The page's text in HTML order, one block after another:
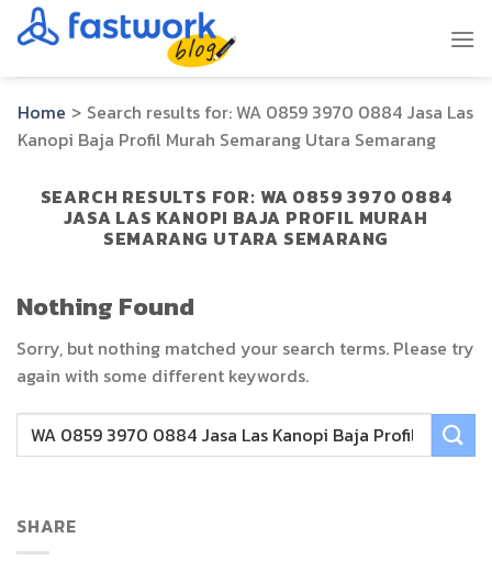
Skip
to
Home > Search results for:WA 0859 3970 0884 Jasa Las
Kanopi Baja Profil Murah Semarang Utara Semarang
SEARCH RESULTS FOR: WA 0859 3970 0884
JASA LAS KANOPI BAJA PROFIL MURAH
SEMARANG UTARA SEMARANG
Nothing Found
Sorry, but nothing matched your search terms. Please try
again with some different keywords.
SHARE